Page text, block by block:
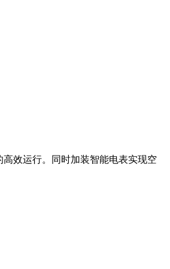
效运行。同时加装智能电表实现空